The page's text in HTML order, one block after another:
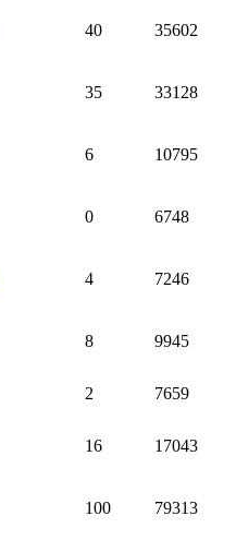
40 35602
35 33128
6 10795
0 6748
4 7246
8 9945
2 7659
16 17043
100 79313